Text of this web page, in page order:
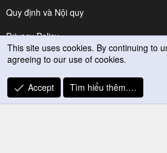
Quy định và Nội quy
Privacy Policy
Trợ giúp
R
S
This site uses cookies. By continuing to
agreeing to our use of cookies.
Accept Tìm hiểu thêm.…